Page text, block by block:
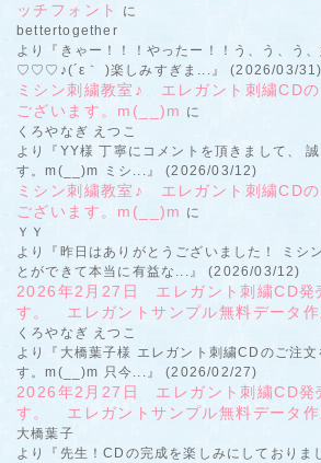
ッチフォント
に
bettertogether
より『きゃー！！！やったー！！う、う、う
♡♡♡♪(´ε｀ )楽しみすぎま...』 (2026/03/31)
ミシン刺繍教室♪ エレガント刺繍CDの
ございます。m(__)m に
くろやなぎ えつこ
より『YY様 丁寧にコメントを頂きまして、
す。m(__)m ミシ...』 (2026/03/12)
ミシン刺繍教室♪ エレガント刺繍CDの
ございます。m(__)m に
ＹＹ
より『昨日はありがとうございました！ ミシ
とができて本当に有益な...』 (2026/03/12)
2026年2月27日 エレガント刺繍CD発
す。 エレガントサンプル無料データ作
くろやなぎ えつこ
より『大橋葉子様 エレガント刺繍CDのご注文
す。m(__)m 只今...』 (2026/02/27)
2026年2月27日 エレガント刺繍CD発
す。 エレガントサンプル無料データ作
大橋葉子
より『先生！CDの完成を楽しみにしておりま